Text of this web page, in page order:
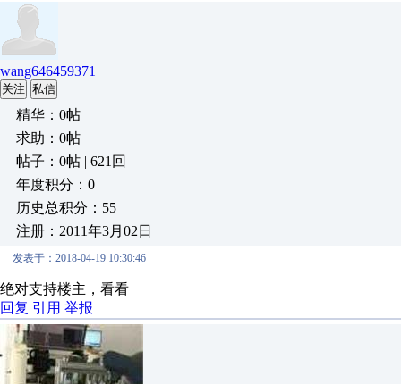
wang646459371
关注 私信
精华：0帖
求助：0帖
帖子：0帖 | 621回
年度积分：0
历史总积分：55
注册：2011年3月02日
发表于：2018-04-19 10:30:46
绝对支持楼主，看看
回复 引用 举报